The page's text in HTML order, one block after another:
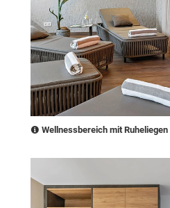
Wellnessbereich mit